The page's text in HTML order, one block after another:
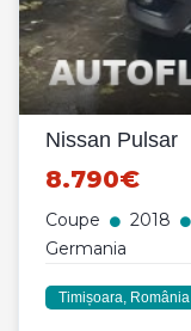
Nissan Pulsar
8.790€
Coupe 2018
Germania
Timișoara, România